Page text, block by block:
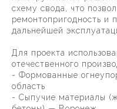
схему свода, что
ремонтопригодность и
дальнейшей
Для проекта
отечественного
- Формованные
область
- Сыпучие материалы